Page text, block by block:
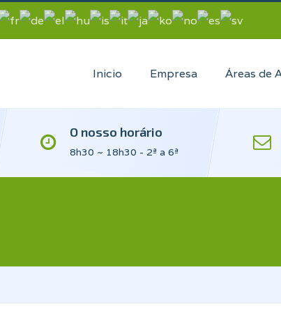
Inicio Empresa Áreas de
O nosso horário
8h30 ~ 18h30 - 2ª a 6ª